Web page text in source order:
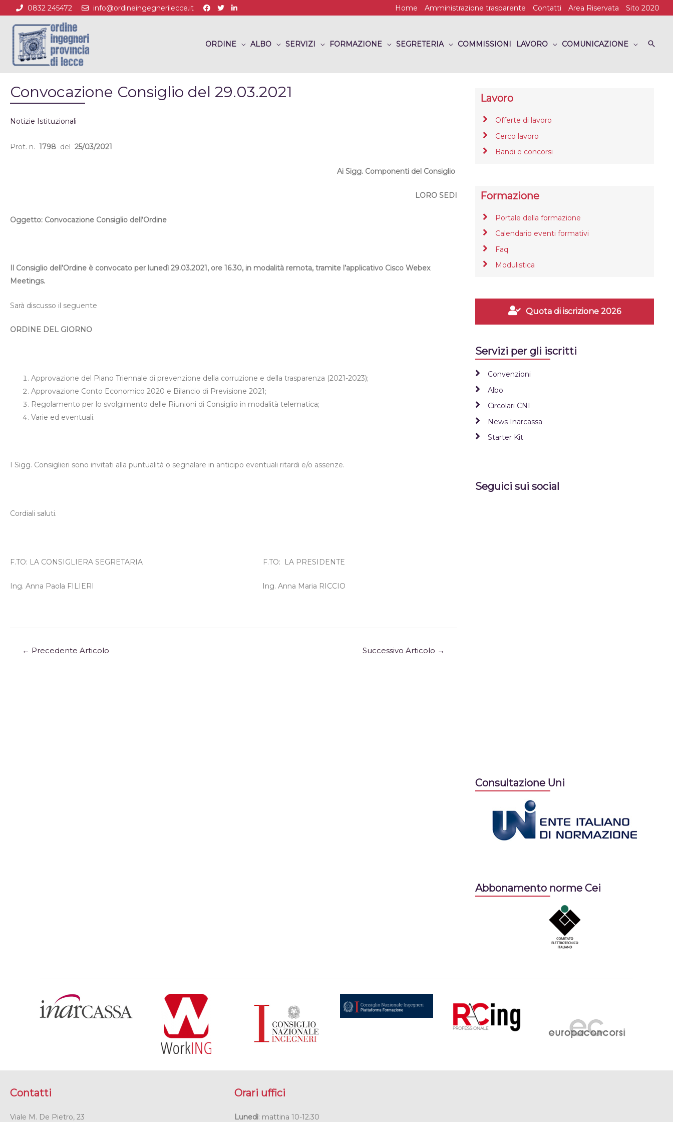
0832 245472 info@ordineingegnerilecce.it Home Amministrazione trasparente Contatti Area Riservata Sito 2020
ORDINE ALBO SERVIZI FORMAZIONE SEGRETERIA COMMISSIONI LAVORO COMUNICAZIONE
Convocazione Consiglio del 29.03.2021
Notizie Istituzionali
Prot. n. 1798 del 25/03/2021
Ai Sigg. Componenti del Consiglio
LORO SEDI
Oggetto: Convocazione Consiglio dell’Ordine
Il Consiglio dell’Ordine è convocato per lunedì 29.03.2021, ore 16.30, in modalità remota, tramite l’applicativo Cisco Webex
Meetings.
Sarà discusso il seguente
ORDINE DEL GIORNO
Approvazione del Piano Triennale di prevenzione della corruzione e della trasparenza (2021-2023);
Approvazione Conto Economico 2020 e Bilancio di Previsione 2021;
Regolamento per lo svolgimento delle Riunioni di Consiglio in modalità telematica;
Varie ed eventuali.
I Sigg. Consiglieri sono invitati alla puntualità o segnalare in anticipo eventuali ritardi e/o assenze.
Cordiali saluti.
F.TO: LA CONSIGLIERA SEGRETARIA F.TO: LA PRESIDENTE
Ing. Anna Paola FILIERI Ing. Anna Maria RICCIO
← Precedente Articolo Successivo Articolo →
Lavoro
Offerte di lavoro
Cerco lavoro
Bandi e concorsi
Formazione
Portale della formazione
Calendario eventi formativi
Faq
Modulistica
Quota di iscrizione 2026
Servizi per gli iscritti
Convenzioni
Albo
Circolari CNI
News Inarcassa
Starter Kit
Seguici sui social
Consultazione Uni
Abbonamento norme Cei
Contatti
Viale M. De Pietro, 23
Orari uffici
Lunedì: mattina 10-12.30